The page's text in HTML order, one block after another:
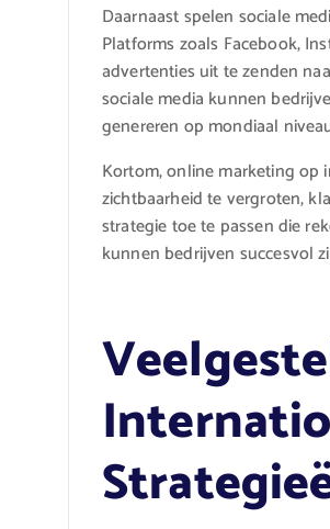
Daarnaast spelen sociale
Platforms zoals Facebook,
advertenties uit te zenden
sociale media kunnen
genereren op mondiaal
Kortom, online marketing op
zichtbaarheid te vergroten,
strategie toe te passen die
kunnen bedrijven succesvol